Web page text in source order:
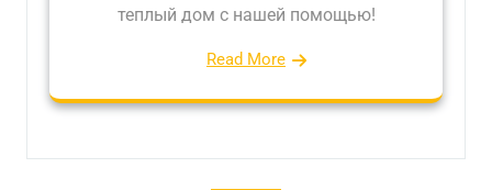
теплый дом с нашей помощью!
Read More